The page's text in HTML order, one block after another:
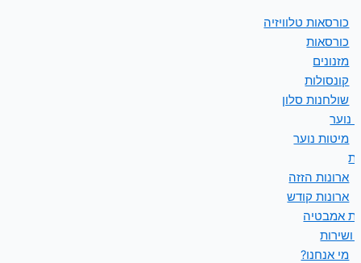
כורסאות טלוויזיה
כורסאות
מזנונים
קונסולות
שולחנות סלון
נוער
מיטות נוער
ארונות הזזה
ארונות קודש
אמבטיה
ושירות
מי אנחנו?